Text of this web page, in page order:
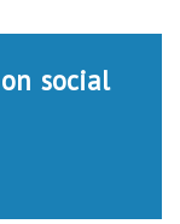
social